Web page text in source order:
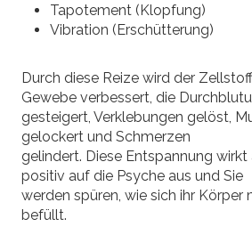
Tapotement (Klopfung)
Vibration (Erschütterung)
Durch diese Reize wird der
Gewebe verbessert, die
gesteigert, Verklebungen gelöst,
gelockert und Schmerzen
gelindert. Diese Entspannung
positiv auf die Psyche aus und Sie
werden spüren, wie sich ihr Körper
befüllt.